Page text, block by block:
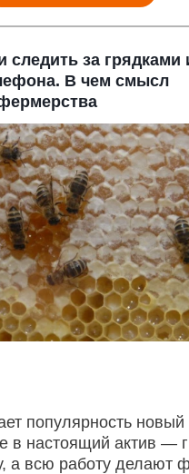
следить за грядками
В чем смысл
популярность новый
в настоящий актив —
а всю работу делают